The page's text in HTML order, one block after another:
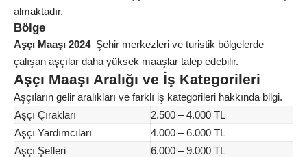
almaktadır.
Bölge
Aşçı Maaşı 2024Şehir merkezleri ve turistik bölgelerde
çalışan aşçılar daha yüksek maaşlar talep edebilir.
Aşçı Maaşı Aralığı ve İş Kategorileri
Aşçıların gelir aralıkları ve farklı iş kategorileri hakkında bilgi.
Aşçı Çırakları
2.500 – 4.000 TL
Aşçı Yardımcıları
4.000 – 6.000 TL
Aşçı Şefleri
6.000 – 9.000 TL